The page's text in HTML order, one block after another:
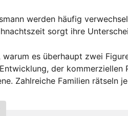
werden häufig
sorgt ihre
es überhaupt zwei
der
Zahlreiche Familien rätseln